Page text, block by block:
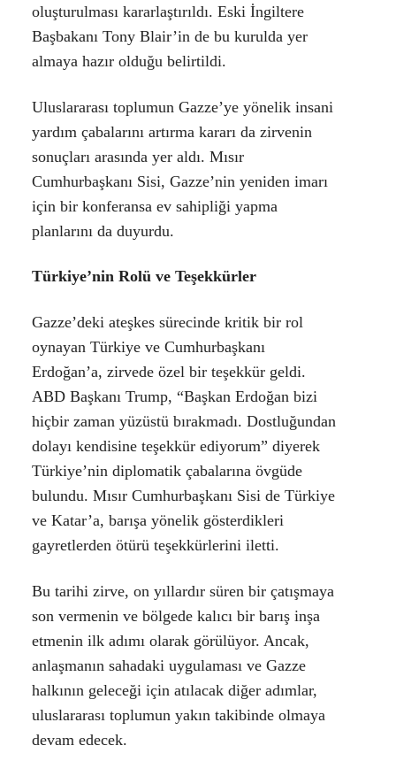
oluşturulması kararlaştırıldı. Eski İngiltere
Başbakanı Tony Blair’in de bu kurulda yer
almaya hazır olduğu belirtildi.
Uluslararası toplumun Gazze’ye yönelik insani
yardım çabalarını artırma kararı da zirvenin
sonuçları arasında yer aldı. Mısır
Cumhurbaşkanı Sisi, Gazze’nin yeniden imarı
için bir konferansa ev sahipliği yapma
planlarını da duyurdu.
Türkiye’nin Rolü ve Teşekkürler
Gazze’deki ateşkes sürecinde kritik bir rol
oynayan Türkiye ve Cumhurbaşkanı
Erdoğan’a, zirvede özel bir teşekkür geldi.
ABD Başkanı Trump, “Başkan Erdoğan bizi
hiçbir zaman yüzüstü bırakmadı. Dostluğundan
dolayı kendisine teşekkür ediyorum” diyerek
Türkiye’nin diplomatik çabalarına övgüde
bulundu. Mısır Cumhurbaşkanı Sisi de Türkiye
ve Katar’a, barışa yönelik gösterdikleri
gayretlerden ötürü teşekkürlerini iletti.
Bu tarihi zirve, on yıllardır süren bir çatışmaya
son vermenin ve bölgede kalıcı bir barış inşa
etmenin ilk adımı olarak görülüyor. Ancak,
anlaşmanın sahadaki uygulaması ve Gazze
halkının geleceği için atılacak diğer adımlar,
uluslararası toplumun yakın takibinde olmaya
devam edecek.